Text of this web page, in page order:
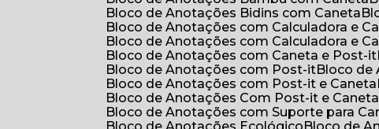
Bloco de Anotações Bidins com Caneta
Bloco de Anotações com Calculadora e
Bloco de Anotações com Calculadora e
Bloco de Anotações com Caneta e Post-it
Bloco de Anotações com Post-it
Bloco
Bloco de Anotações com Post-it e Caneta
Bloco de Anotações Com Post-it e Caneta
Bloco de Anotações com Suporte para